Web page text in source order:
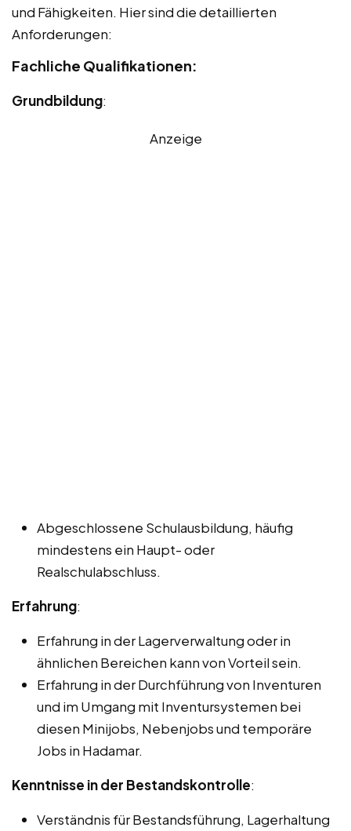
und Fähigkeiten. Hier sind die detaillierten
Anforderungen:
Fachliche Qualifikationen:
Grundbildung:
Anzeige
Abgeschlossene Schulausbildung, häufig
mindestens ein Haupt- oder
Realschulabschluss.
Erfahrung:
Erfahrung in der Lagerverwaltung oder in
ähnlichen Bereichen kann von Vorteil sein.
Erfahrung in der Durchführung von Inventuren
und im Umgang mit Inventursystemen bei
diesen Minijobs, Nebenjobs und temporäre
Jobs in Hadamar.
Kenntnisse in der Bestandskontrolle:
Verständnis für Bestandsführung, Lagerhaltung